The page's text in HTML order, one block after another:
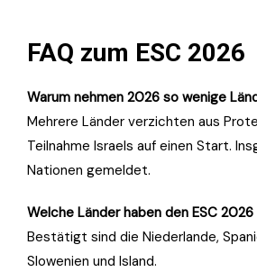
FAQ zum ESC 2026
Warum nehmen 2026 so wenige
Mehrere Länder verzichten aus
Teilnahme Israels auf einen Start.
Nationen gemeldet.
Welche Länder haben den ESC
Bestätigt sind die Niederlande,
Slowenien und Island.